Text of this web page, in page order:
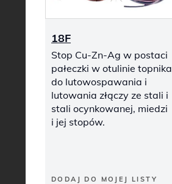
18F
Stop Cu-Zn-Ag w postaci
pałeczki w otulinie topnika
do lutowospawania i
lutowania złączy ze stali i
stali ocynkowanej, miedzi
i jej stopów.
DODAJ DO MOJEJ LISTY